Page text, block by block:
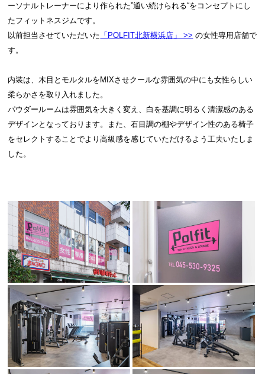
ーソナルトレーナーにより作られた”通い続けられる“をコンセプトにし
たフィットネスジムです。
以前担当させていただいた 「POLFIT北新横浜店」 >> の女性専用店舗で
す。
内装は、木目とモルタルをMIXさせクールな雰囲気の中にも女性らしい
柔らかさを取り入れました。
パウダールームは雰囲気を大きく変え、白を基調に明るく清潔感のある
デザインとなっております。また、石目調の棚やデザイン性のある椅子
をセレクトすることでより高級感を感じていただけるよう工夫いたしま
した。